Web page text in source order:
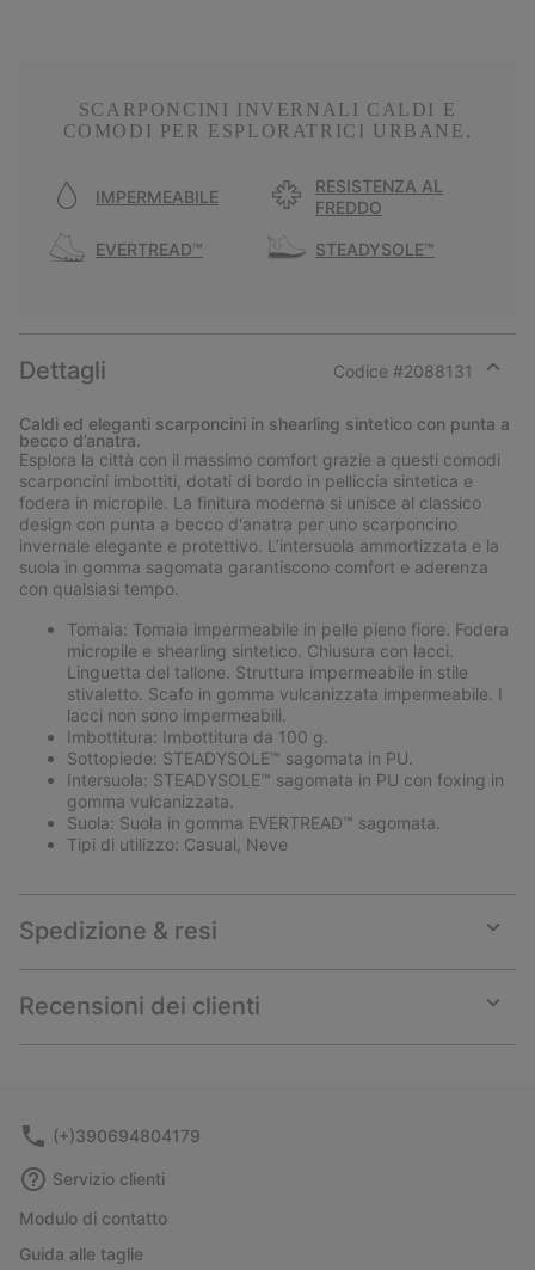
SCARPONCINI INVERNALI CALDI E
COMODI PER ESPLORATRICI URBANE.
IMPERMEABILE
RESISTENZA AL
FREDDO
EVERTREAD™ STEADYSOLE™
Dettagli Codice #2088131
section
Caldi ed eleganti scarponcini in shearling sintetico con punta a
becco d’anatra.
Esplora la città con il massimo comfort grazie a questi comodi
scarponcini imbottiti, dotati di bordo in pelliccia sintetica e
fodera in micropile. La finitura moderna si unisce al classico
design con punta a becco d'anatra per uno scarponcino
invernale elegante e protettivo. L’intersuola ammortizzata e la
suola in gomma sagomata garantiscono comfort e aderenza
con qualsiasi tempo.
Tomaia: Tomaia impermeabile in pelle pieno fiore. Fodera
micropile e shearling sintetico. Chiusura con lacci.
Linguetta del tallone. Struttura impermeabile in stile
stivaletto. Scafo in gomma vulcanizzata impermeabile. I
lacci non sono impermeabili.
Imbottitura: Imbottitura da 100 g.
Sottopiede: STEADYSOLE™ sagomata in PU.
Intersuola: STEADYSOLE™ sagomata in PU con foxing in
gomma vulcanizzata.
Suola: Suola in gomma EVERTREAD™ sagomata.
Tipi di utilizzo: Casual, Neve
Spedizione & resi
or
Recensioni dei clienti
or
(+)390694804179
Servizio clienti
Modulo di contatto
Guida alle taglie